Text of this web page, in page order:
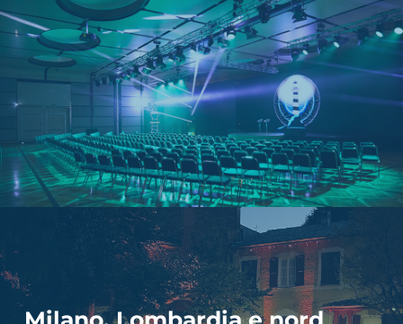
service audio video luci a Milano
per eventi aziendali di ogni tipo.